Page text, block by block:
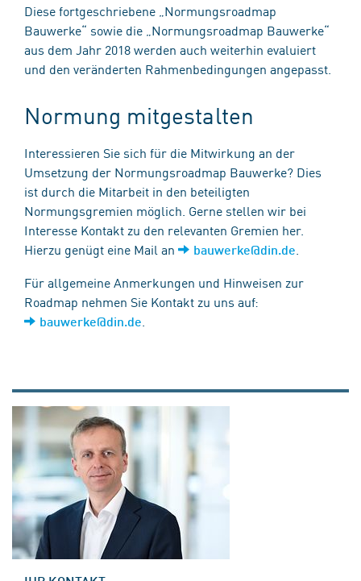
Diese fortgeschriebene „Normungsroadmap
Bauwerke“ sowie die „Normungsroadmap Bauwerke“
aus dem Jahr 2018 werden auch weiterhin evaluiert
und den veränderten Rahmenbedingungen angepasst.
Normung mitgestalten
Interessieren Sie sich für die Mitwirkung an der
Umsetzung der Normungsroadmap Bauwerke? Dies
ist durch die Mitarbeit in den beteiligten
Normungsgremien möglich. Gerne stellen wir bei
Interesse Kontakt zu den relevanten Gremien her.
Hierzu genügt eine Mail an
bauwerke@din.de
Für allgemeine Anmerkungen und Hinweisen zur
Roadmap nehmen Sie Kontakt zu uns auf:
bauwerke@din.de